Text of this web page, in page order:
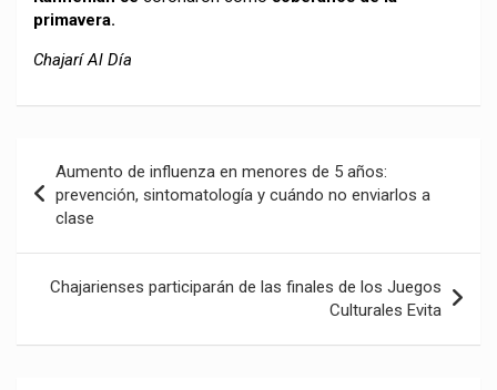
primavera.
Chajarí Al Día
de
entradas
Aumento de influenza en menores de 5 años:
prevención, sintomatología y cuándo no enviarlos a
clase
Chajarienses participarán de las finales de los Juegos
Culturales Evita